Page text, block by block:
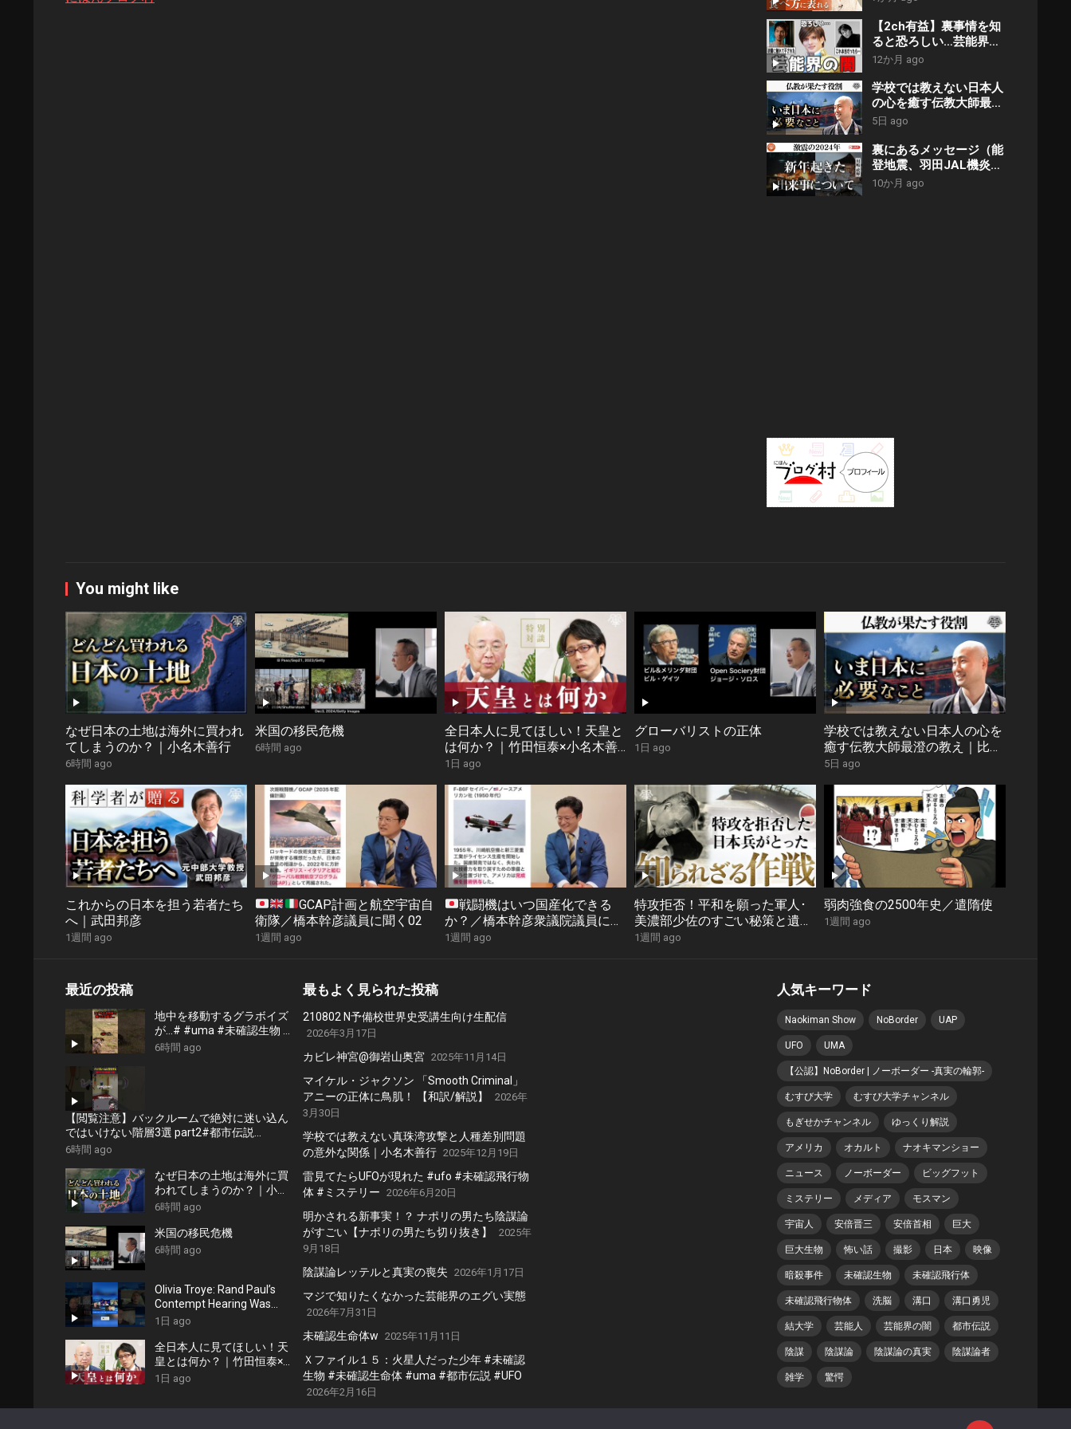
【2ch有益】裏事情を知
ると恐ろしい…芸能界の
闇【ガルちゃん】
12か月 ago
学校では教えない日本人
の心を癒す伝教大師最澄
の教え｜比叡山延暦寺
5日 ago
裏にあるメッセージ（能
登地震、羽田JAL機炎
上…）｜川嶋政輝
10か月 ago
You might like
なぜ日本の土地は海外に買われ
てしまうのか？｜小名木善行
6時間 ago
米国の移民危機
6時間 ago
全日本人に見てほしい！天皇と
は何か？｜竹田恒泰×小名木善
行
1日 ago
グローバリストの正体
1日 ago
学校では教えない日本人の心を
癒す伝教大師最澄の教え｜比叡
山延暦寺 秦行亘×こがみのり
5日 ago
これからの日本を担う若者たち
へ｜武田邦彦
1週間 ago
GCAP計画と航空宇宙自
衛隊／橋本幹彦議員に聞く02
1週間 ago
戦闘機はいつ国産化できる
か？／橋本幹彦衆議院議員に聞
く01
1週間 ago
特攻拒否！平和を願った軍人･
美濃部少佐のすごい秘策と遺言
|石川真理子
1週間 ago
弱肉強食の2500年史／遣隋使
1週間 ago
最近の投稿
地中を移動するグラボイズ
が…# #uma #未確認生物 #
未確認生命体
6時間 ago
【閲覧注意】バックルームで絶対に迷い込ん
ではいけない階層3選 part2#都市伝説
#thebackroomsfoundfootage #ホラー
6時間 ago
なぜ日本の土地は海外に買
われてしまうのか？｜小名
木善行
6時間 ago
米国の移民危機
6時間 ago
Olivia Troye: Rand Paul’s
Contempt Hearing Was
Entirely Performative
1日 ago
全日本人に見てほしい！天
皇とは何か？｜竹田恒泰×小
名木善行
1日 ago
最もよく見られた投稿
210802 N予備校世界史受講生向け生配信
2026年3月17日
カビレ神宮@御岩山奥宮 2025年11月14日
マイケル・ジャクソン 「Smooth Criminal」
アニーの正体に鳥肌！ 【和訳/解説】
2026年
3月30日
学校では教えない真珠湾攻撃と人種差別問題
の意外な関係｜小名木善行 2025年12月19日
雷見てたらUFOが現れた #ufo #未確認飛行物
体 #ミステリー 2026年6月20日
明かされる新事実！？ ナポリの男たち陰謀論
がすごい【ナポリの男たち切り抜き】
2025年
9月18日
陰謀論レッテルと真実の喪失 2026年1月17日
マジで知りたくなかった芸能界のエグい実態
2026年7月31日
未確認生命体w 2025年11月11日
Ｘファイル１５：火星人だった少年 #未確認
生物 #未確認生命体 #uma #都市伝説 #UFO
2026年2月16日
人気キーワード
Naokiman Show NoBorder UAP
UFO UMA
【公認】NoBorder | ノーボーダー -真実の輪郭-
むすび大学 むすび大学チャンネル
もぎせかチャンネル ゆっくり解説
アメリカ オカルト ナオキマンショー
ニュース ノーボーダー ビッグフット
ミステリー メディア モスマン
宇宙人 安倍晋三 安倍首相 巨大
巨大生物 怖い話 撮影 日本 映像
暗殺事件 未確認生物 未確認飛行体
未確認飛行物体 洗脳 溝口 溝口勇児
結大学 芸能人 芸能界の闇 都市伝説
陰謀 陰謀論 陰謀論の真実 陰謀論者
雑学 驚愕